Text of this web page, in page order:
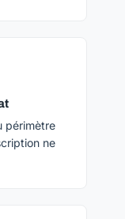
périmètre
ne